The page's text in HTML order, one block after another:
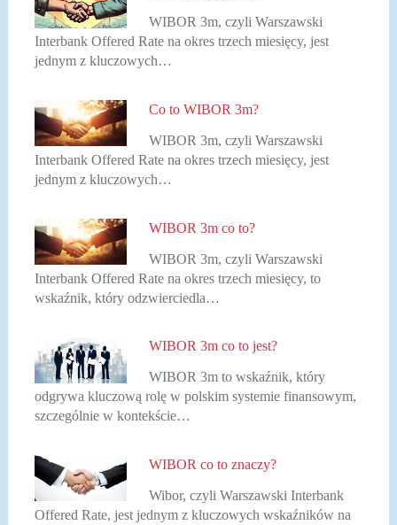
WIBOR 3m, czyli Warszawski
Interbank Offered Rate na okres trzech miesięcy, jest
jednym z kluczowych…
Co to WIBOR 3m?
WIBOR 3m, czyli Warszawski
Interbank Offered Rate na okres trzech miesięcy, jest
jednym z kluczowych…
WIBOR 3m co to?
WIBOR 3m, czyli Warszawski
Interbank Offered Rate na okres trzech miesięcy, to
wskaźnik, który odzwierciedla…
WIBOR 3m co to jest?
WIBOR 3m to wskaźnik, który
odgrywa kluczową rolę w polskim systemie finansowym,
szczególnie w kontekście…
WIBOR co to znaczy?
Wibor, czyli Warszawski Interbank
Offered Rate, jest jednym z kluczowych wskaźników na